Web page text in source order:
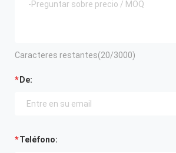
Caracteres restantes(20/3000)
De:
Teléfono: